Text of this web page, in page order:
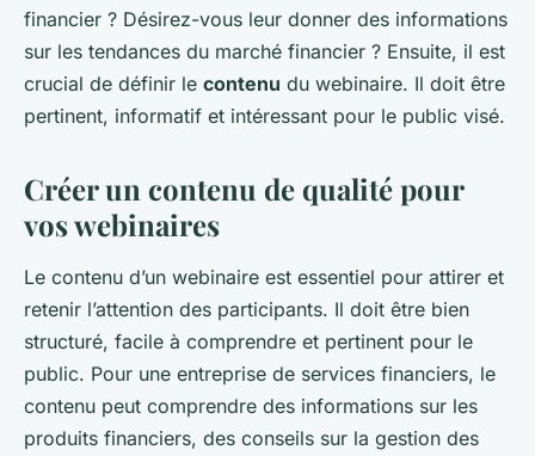
financier ? Désirez-vous leur donner des informations
sur les tendances du marché financier ? Ensuite, il est
crucial de définir le contenu du webinaire. Il doit être
pertinent, informatif et intéressant pour le public visé.
Créer un contenu de qualité pour
vos webinaires
Le contenu d’un webinaire est essentiel pour attirer et
retenir l’attention des participants. Il doit être bien
structuré, facile à comprendre et pertinent pour le
public. Pour une entreprise de services financiers, le
contenu peut comprendre des informations sur les
produits financiers, des conseils sur la gestion des